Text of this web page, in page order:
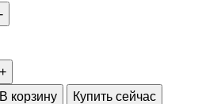
В корзину Купить сейчас